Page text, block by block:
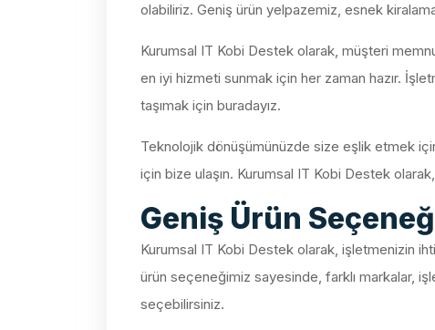
olabiliriz. Geniş ürün yelpazemiz, esnek
Kurumsal IT Kobi Destek olarak, müşteri
en iyi hizmeti sunmak için her zaman hazır.
taşımak için buradayız.
Teknolojik dönüşümünüzde size eşlik etmek
için bize ulaşın. Kurumsal IT Kobi Destek
Geniş Ürün
Kurumsal IT Kobi Destek olarak, işletmenizin
ürün seçeneğimiz sayesinde, farklı markalar,
seçebilirsiniz.